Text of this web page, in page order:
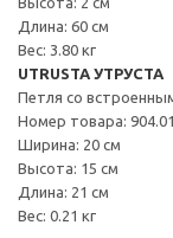
Длина: 60 см
Вес: 3.80 кг
UTRUSTA УТРУСТА
Петля со
Номер товара:
Ширина: 20 см
Высота: 15 см
Длина: 21 см
Вес: 0.21 кг